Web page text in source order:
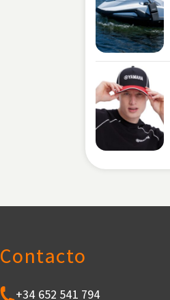
Contacto
+34 652 541 794